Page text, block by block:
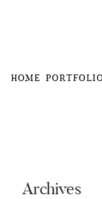
HOME
Archives